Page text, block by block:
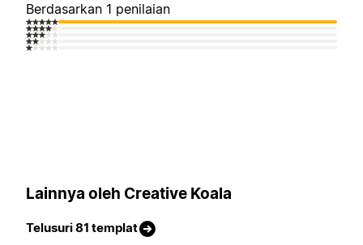
Berdasarkan 1 penilaian
Lainnya oleh Creative Koala
Telusuri 81 templat